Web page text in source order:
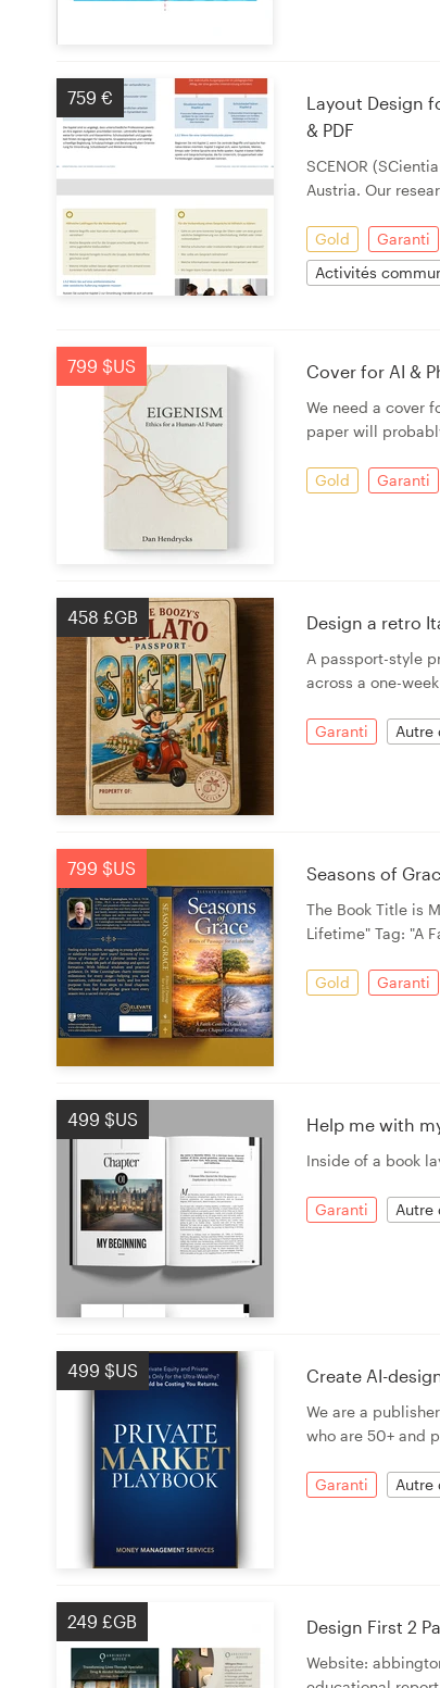
759 €
Layout Design
& PDF
SCENOR
Austria. Our
Gold Garanti
Activités
799 $US Cover for AI &
We need a cover
paper will
Gold Garanti
458 £GB Design a retro
A passport-style
across a one-
Garanti Autre
799 $US Seasons of
The Book Title is
Lifetime" Tag: "A
Gold Garanti
499 $US Help me with
Inside of a book
Garanti Autre
499 $US Create AI-
We are a
who are 50+ and
Garanti Autre
249 £GB Design First 2
Website: